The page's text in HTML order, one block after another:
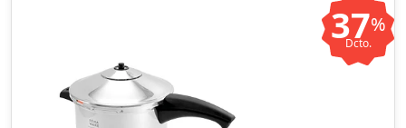
37%
Dcto.